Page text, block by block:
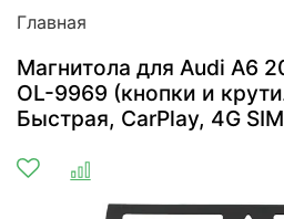
Главная
Магнитола для Audi A6
OL-9969 (кнопки и
Быстрая, CarPlay, 4G